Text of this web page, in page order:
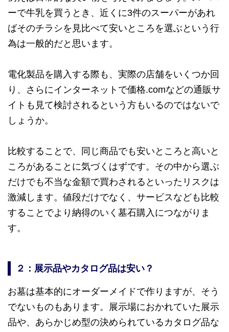
ーで牛乳を買うとき、近くに3件のスーパーがあれ
ばそのチラシを見比べて安いところを選ぶという行
為は一般的だと思います。
電化製品を購入する際も、実際の店舗をいくつか回
り、さらにインターネットで価格.comなどの通販サ
イトも見て検討されるという方もいるのではないで
しょうか。
比較することで、同じ商品でも安いところと高いと
ころがあることに気づくはずです。その中から選ぶ
だけでも不当な金額で買わされるといったリスクは
激減します。値段だけでなく、サービスなども比較
することでより納得のいく墓石購入につながりま
す。
２：展示品やカタログ品は安い？
お墓は基本的にオーダーメイドで作りますが、そう
でないものもあります。展示場におかれていた展示
品や、あらかじめ型の決められているカタログ品な